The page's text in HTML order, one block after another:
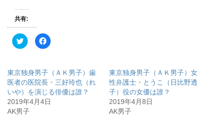
共有:
ク
リ
て
T
w
i
t
e
r
で
F
a
o
で
共
有
す
東京独身男子（ＡＫ男子）歯
医者の医院長・三好玲也（れ
いや）を演じる俳優は誰？
2019年4月4日
AK男子
東京独身男子（ＡＫ男子）女
性弁護士・とうこ（日比野透
子）役の女優は誰？
2019年4月8日
AK男子